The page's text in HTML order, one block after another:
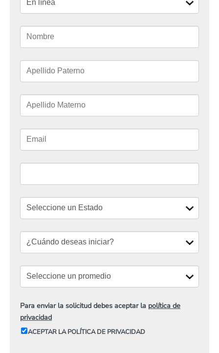
Para enviar la solicitud debes aceptar la política de
privacidad
ACEPTAR LA POLÍTICA DE PRIVACIDAD